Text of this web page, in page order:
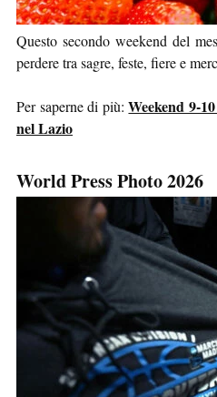
Questo secondo weekend del
perdere tra sagre, feste, fiere e
Per saperne di più:Weekend 9-
nel Lazio
World Press Photo 2026